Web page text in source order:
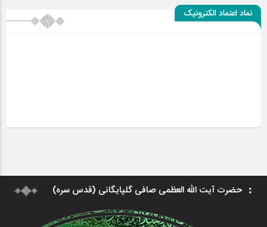
نماد اعتماد الکترونیک
حضرت آیت الله العظمی صافی گلپایگانی (قدس سره)